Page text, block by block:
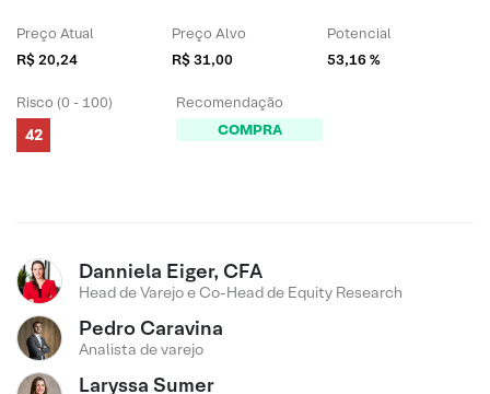
Preço Atual
R$ 20,24
Preço Alvo
R$ 31,00
Potencial
53,16 %
Risco (0 - 100)
42
Recomendação
COMPRA
Danniela Eiger, CFA
Head de Varejo e Co-Head de Equity Research
Pedro Caravina
Analista de varejo
Laryssa Sumer